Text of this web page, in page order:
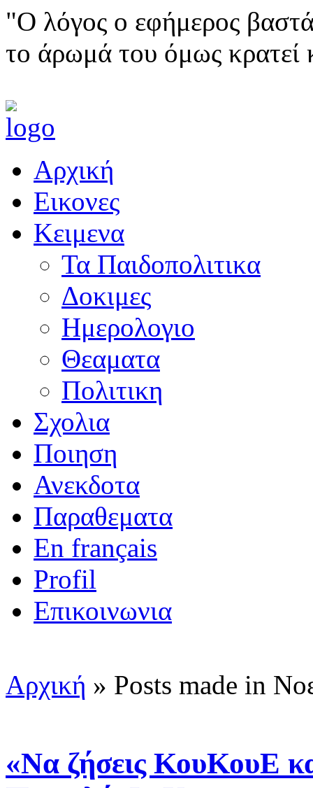
"Ο λόγος ο εφήμερος
το άρωμά του όμως κρατεί
Αρχική
Εικονες
Κειμενα
Τα Παιδοπολιτικα
Δοκιμες
Ημερολογιο
Θεαματα
Πολιτικη
Σχολια
Ποιηση
Ανεκδοτα
Παραθεματα
En français
Profil
Επικοινωνια
Αρχική » Posts made in
«Να ζήσεις ΚουΚουΕ